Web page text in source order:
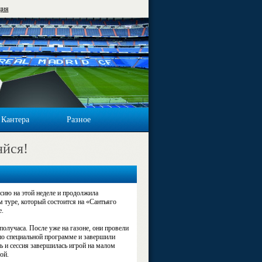
Кантера Разное
на этой неделе и продолжила
который состоится на «Сантьяго
После уже на газоне, они провели
специальной программе и завершили
сессия завершилась игрой на малом